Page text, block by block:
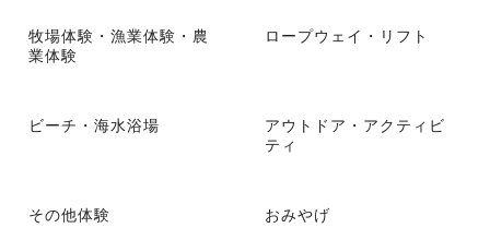
牧場体験・漁業体験・農
業体験
ロープウェイ・リフト
ビーチ・海水浴場
アウトドア・アクティビ
ティ
その他体験 おみやげ